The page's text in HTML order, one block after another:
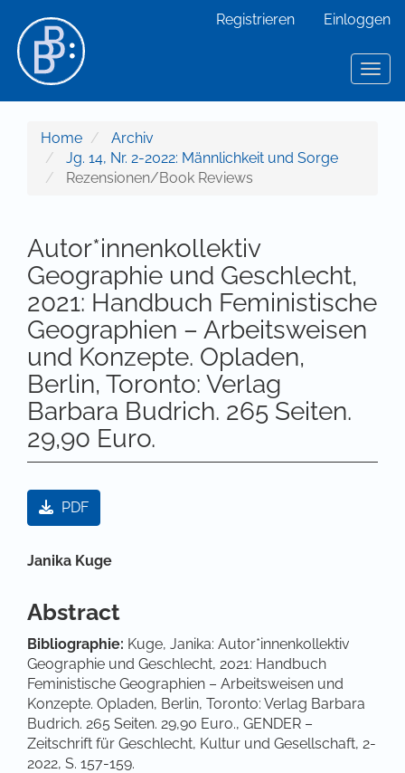
Hauptinhalt
Sidebar
Registrieren Einloggen
Home
Archiv
Jg. 14, Nr. 2-2022: Männlichkeit und Sorge
Rezensionen/Book Reviews
Autor*innenkollektiv
Geographie und Geschlecht,
2021: Handbuch Feministische
Geographien – Arbeitsweisen
und Konzepte. Opladen,
Berlin, Toronto: Verlag
Barbara Budrich. 265 Seiten.
29,90 Euro.
Artikel-Sidebar
PDF
Hauptsächlicher Artikelinhalt
Janika Kuge
Abstract
Bibliographie: Kuge, Janika: Autor*innenkollektiv
Geographie und Geschlecht, 2021: Handbuch
Feministische Geographien – Arbeitsweisen und
Konzepte. Opladen, Berlin, Toronto: Verlag Barbara
Budrich. 265 Seiten. 29,90 Euro., GENDER –
Zeitschrift für Geschlecht, Kultur und Gesellschaft, 2-
2022, S. 157-159.